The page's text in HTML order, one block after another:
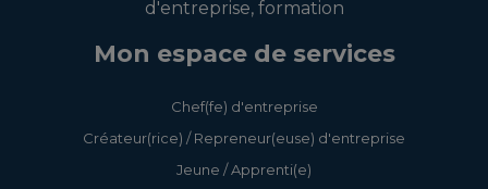
d'entreprise, formation
Mon espace de services
Chef(fe) d'entreprise
Créateur(rice) / Repreneur(euse) d'entreprise
Jeune / Apprenti(e)